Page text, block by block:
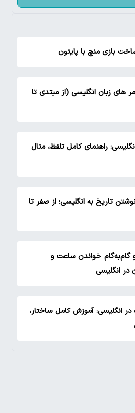
بازی منچ با پایتون
های زبان انگلیسی (از مبتدی تا
راهنمای کامل تلفظ، مثال
تاریخ به انگلیسی؛ از صفر تا
گام‌به‌گام خواندن ساعت و
در انگلیسی
انگلیسی: آموزش کامل ساختار،